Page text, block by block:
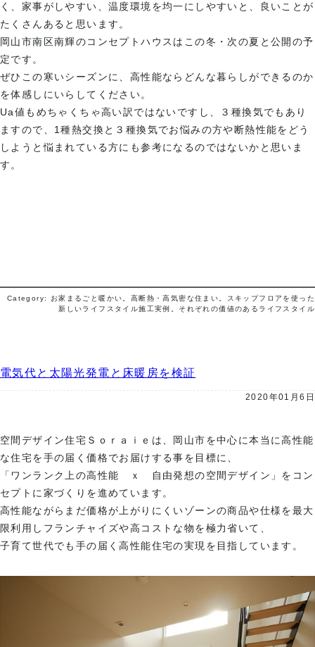
く、家事がしやすい、温度環境を均一にしやすいと、良いことが
たくさんあると思います。
岡山市南区南輝のコンセプトハウスはこの冬・次の夏と公開の予
定です。
ぜひこの寒いシーズンに、高性能ならどんな暮らしができるのか
を体感しにいらしてください。
Ua値もめちゃくちゃ高い訳ではないですし、３種換気でもあり
ますので、1種熱交換と３種換気でお悩みの方や断熱性能をどう
しようと悩まれている方にも参考になるのではないかと思いま
す。
Category: お家まるごと暖かい。高断熱・高気密な住まい。スキップフロアを使った
新しいライフスタイル施工実例。それぞれの価値のあるライフスタイル
電気代と太陽光発電と床暖房を検証
2020年01月6日
空間デザイン住宅Ｓｏｒａｉｅは、岡山市を中心に本当に高性能
な住宅を手の届く価格でお届けする事を目標に、
「ワンランク上の高性能 ｘ 自由発想の空間デザイン」をコン
セプトに家づくりを進めています。
高性能ながらまだ価格が上がりにくいゾーンの商品や仕様を最大
限利用しフランチャイズや高コストな物を極力省いて、
子育て世代でも手の届く高性能住宅の実現を目指しています。